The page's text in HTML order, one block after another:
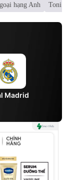
hạng Anh Toni
Madrid